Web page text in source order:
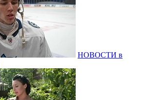
НОВОСТИ в